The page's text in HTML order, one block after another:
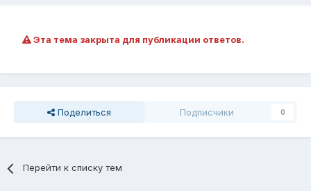
Эта тема закрыта для публикации ответов.
Поделиться Подписчики 0
Перейти к списку тем